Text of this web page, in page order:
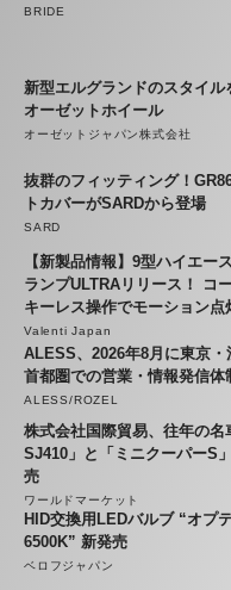
BRIDE
新型エルグランドのスタイル
オーゼットホイール
オーゼットジャパン株式会社
抜群のフィッティング！
トカバーがSARDから登場
SARD
【新製品情報】9型ハイエー
ランプULTRAリリース！ コ
キーレス操作でモーション点
Valenti Japan
ALESS、2026年8月に東京
首都圏での営業・情報発信体
ALESS/ROZEL
株式会社国際貿易、往年の名
SJ410」と「ミニクーパーS
売
ワールドマーケット
HID交換用LEDバルブ “オプ
6500K” 新発売
ベロフジャパン